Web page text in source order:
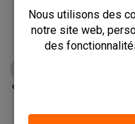
à.p.d. €100,00€ 79,95